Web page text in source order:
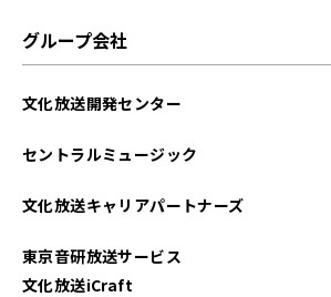
2022年08月
グループ会社
文化放送開発センター
セントラルミュージック
文化放送キャリアパートナーズ
東京音研放送サービス
文化放送iCraft